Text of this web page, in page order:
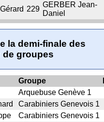
229
GERBER Jean-
Daniel
la demi-finale des
groupes
Groupe
Arquebuse Genève 1
Carabiniers Genevois 1
Carabiniers Genevois 1